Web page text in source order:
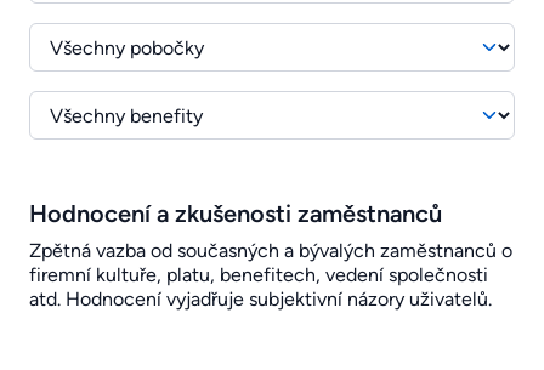
Hodnocení a zkušenosti zaměstnanců
Zpětná vazba od současných a bývalých zaměstnanců o
firemní kultuře, platu, benefitech, vedení společnosti
atd. Hodnocení vyjadřuje subjektivní názory uživatelů.